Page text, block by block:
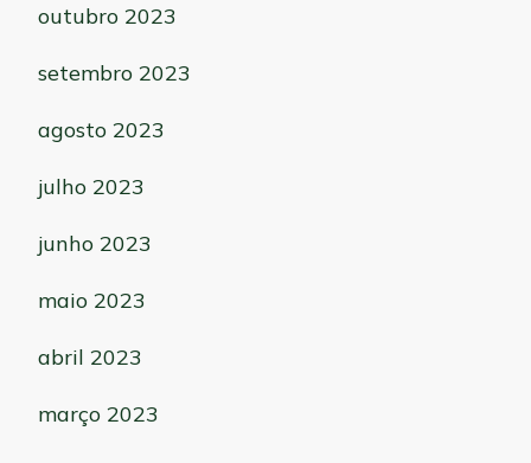
outubro 2023
setembro 2023
agosto 2023
julho 2023
junho 2023
maio 2023
abril 2023
março 2023